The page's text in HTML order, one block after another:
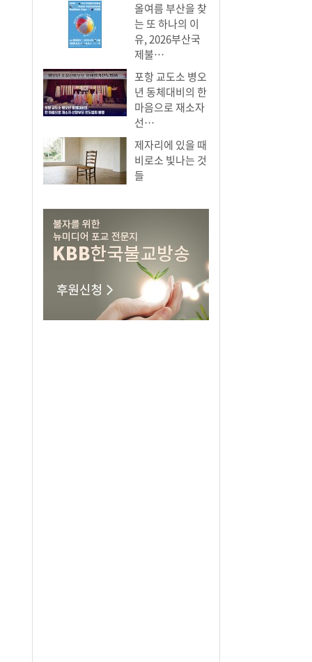
올여름 부산을 찾
는 또 하나의 이
유, 2026부산국
제불…
포항 교도소 병오
년 동체대비의 한
마음으로 재소자
선…
제자리에 있을 때
비로소 빛나는 것
들